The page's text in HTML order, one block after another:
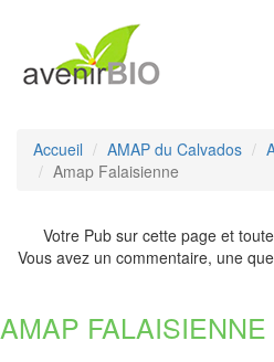
Accueil AMAP du Calvados
Amap Falaisienne
Votre Pub sur cette page et
Vous avez un commentaire, une
AMAP